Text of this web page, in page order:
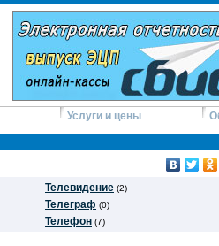
Услуги и цены
Телевидение (2)
Телеграф (0)
Телефон (7)